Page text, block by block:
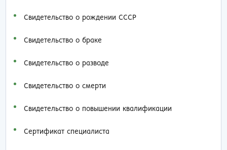
Свидетельство о рождении СССР
Свидетельство о браке
Свидетельство о разводе
Свидетельство о смерти
Свидетельство о повышении квалификации
Сертификат специалиста